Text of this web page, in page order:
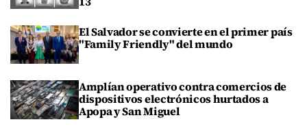
El Salvador se convierte en el primer país
"Family Friendly" del mundo
Amplían operativo contra comercios de
dispositivos electrónicos hurtados a
Apopa y San Miguel